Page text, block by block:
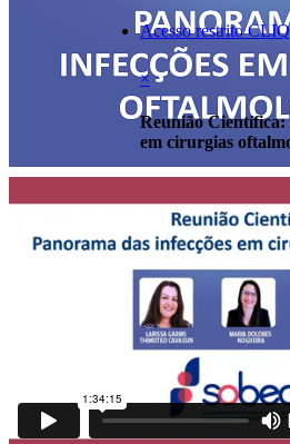
Acesso restrito
×
Reunião Científica:
em cirurgias